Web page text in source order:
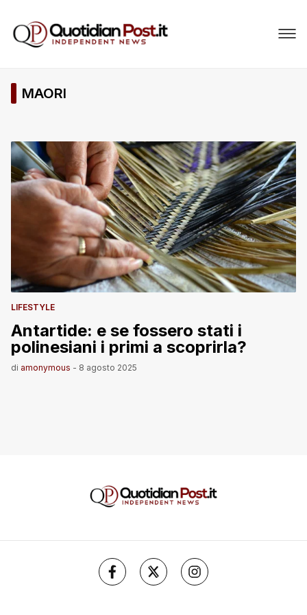
MAORI
LIFESTYLE
Antartide: e se fossero stati i
polinesiani i primi a scoprirla?
di amonymous - 8 agosto 2025